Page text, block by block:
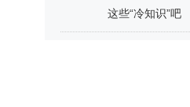
这些“冷知识”吧